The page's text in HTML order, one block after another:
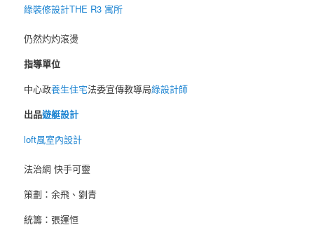
綠裝修設計THE R3 寓所
仍然灼灼滾燙
指導單位
中心政養生住宅法委宣傳教導局綠設計師
出品遊艇設計
loft風室內設計
法治網 快手可靈
策劃：余飛、劉青
統籌：張運恒